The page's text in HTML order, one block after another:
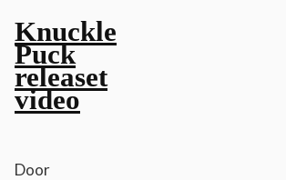
Knuckle
Puck
releaset
video
Door